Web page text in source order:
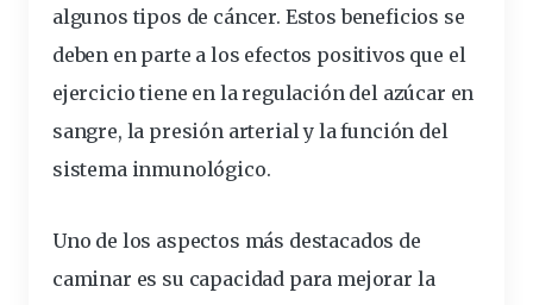
algunos tipos de cáncer. Estos beneficios se
deben en parte a los efectos positivos que el
ejercicio tiene en la regulación del azúcar en
sangre, la presión arterial y la función del
sistema inmunológico.
Uno de los aspectos más destacados de
caminar es su capacidad para mejorar la